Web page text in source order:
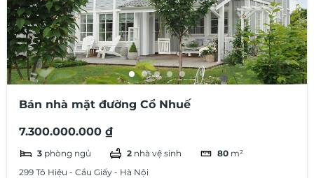
Bán nhà mặt đường Cổ Nhuế
7.300.000.000 ₫
3 phòng ngủ 2 nhà vệ sinh 80 m²
299 Tô Hiệu - Cầu Giấy - Hà Nội